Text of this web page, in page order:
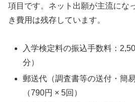
項目です。ネット出願が主流にな
き費用は残存しています。
入学検定料の振込手数料：
分）
郵送代（調査書等の送付・簡
（790円 × 5回）